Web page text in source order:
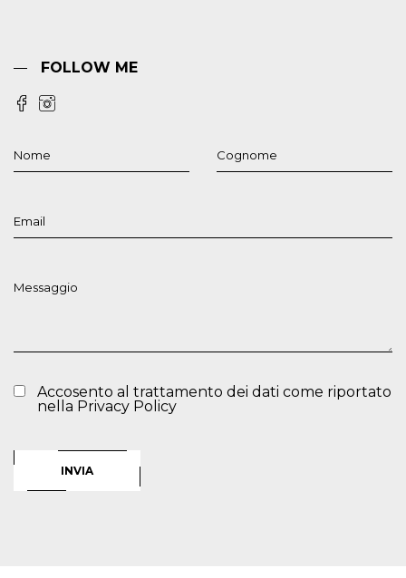
FOLLOW ME
Accosento al trattamento dei dati come riportato
nella Privacy Policy